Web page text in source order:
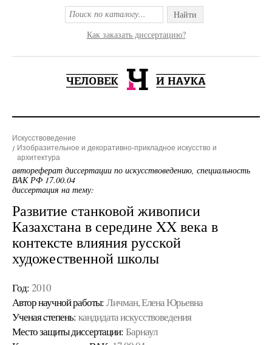
Найти
Как заказать диссертацию?
Искусствоведение
Изобразительное и декоративно-прикладное искусство и
архитектура
автореферат диссертации по искусствоведению, специальность
ВАК РФ 17.00.04
диссертация на тему:
Развитие станковой живописи
Казахстана в середине XX века в
контексте влияния русской
художественной школы
Год: 2010
Автор научной работы: Личман, Елена Юрьевна
Ученая cтепень: кандидата искусствоведения
Место защиты диссертации: Барнаул